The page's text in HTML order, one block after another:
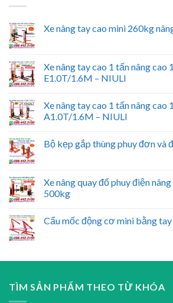
Xe nâng tay cao mini 260kg
Xe nâng tay cao 1 tấn nâng cao
E1.0T/1.6M – NIULI
Xe nâng tay cao 1 tấn nâng cao
A1.0T/1.6M – NIULI
Bộ kẹp gắp thùng phuy đơn và
Xe nâng quay đổ phuy điện
500kg
Cẩu mốc động cơ mini bằng
TÌM SẢN PHẨM THEO TỪ KHÓA